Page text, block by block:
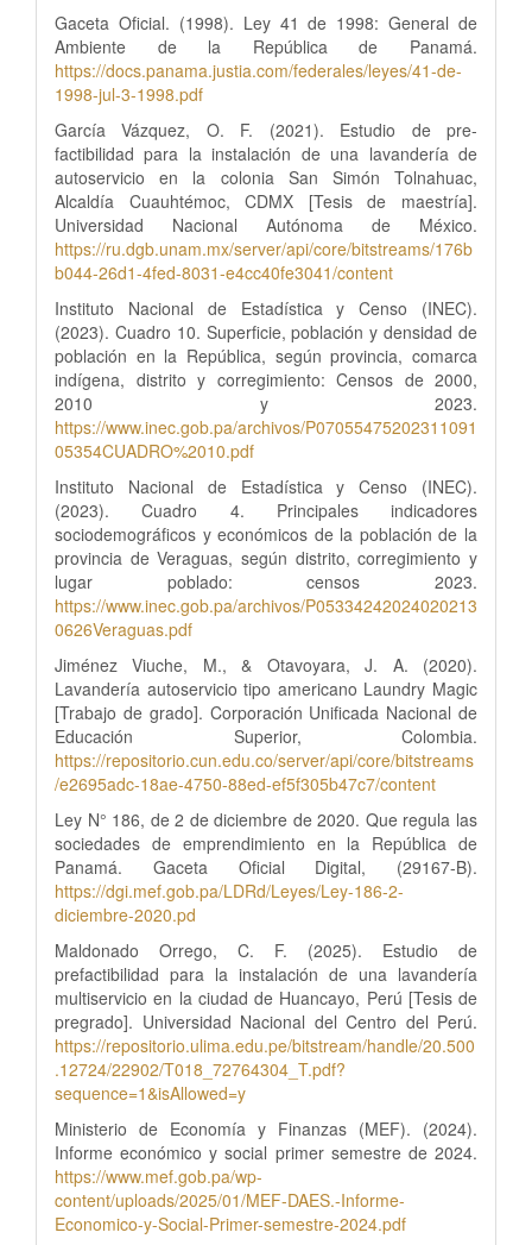
Gaceta Oficial. (1998). Ley 41 de 1998: General de
Ambiente de la República de Panamá.
https://docs.panama.justia.com/federales/leyes/41-de-
1998-jul-3-1998.pdf
García Vázquez, O. F. (2021). Estudio de pre-
factibilidad para la instalación de una lavandería de
autoservicio en la colonia San Simón Tolnahuac,
Alcaldía Cuauhtémoc, CDMX [Tesis de maestría].
Universidad Nacional Autónoma de México.
https://ru.dgb.unam.mx/server/api/core/bitstreams/176b
b044-26d1-4fed-8031-e4cc40fe3041/content
Instituto Nacional de Estadística y Censo (INEC).
(2023). Cuadro 10. Superficie, población y densidad de
población en la República, según provincia, comarca
indígena, distrito y corregimiento: Censos de 2000,
2010 y 2023.
https://www.inec.gob.pa/archivos/P07055475202311091
05354CUADRO%2010.pdf
Instituto Nacional de Estadística y Censo (INEC).
(2023). Cuadro 4. Principales indicadores
sociodemográficos y económicos de la población de la
provincia de Veraguas, según distrito, corregimiento y
lugar poblado: censos 2023.
https://www.inec.gob.pa/archivos/P05334242024020213
0626Veraguas.pdf
Jiménez Viuche, M., & Otavoyara, J. A. (2020).
Lavandería autoservicio tipo americano Laundry Magic
[Trabajo de grado]. Corporación Unificada Nacional de
Educación Superior, Colombia.
https://repositorio.cun.edu.co/server/api/core/bitstreams
/e2695adc-18ae-4750-88ed-ef5f305b47c7/content
Ley N° 186, de 2 de diciembre de 2020. Que regula las
sociedades de emprendimiento en la República de
Panamá. Gaceta Oficial Digital, (29167-B).
https://dgi.mef.gob.pa/LDRd/Leyes/Ley-186-2-
diciembre-2020.pd
Maldonado Orrego, C. F. (2025). Estudio de
prefactibilidad para la instalación de una lavandería
multiservicio en la ciudad de Huancayo, Perú [Tesis de
pregrado]. Universidad Nacional del Centro del Perú.
https://repositorio.ulima.edu.pe/bitstream/handle/20.500
.12724/22902/T018_72764304_T.pdf?
sequence=1&isAllowed=y
Ministerio de Economía y Finanzas (MEF). (2024).
Informe económico y social primer semestre de 2024.
https://www.mef.gob.pa/wp-
content/uploads/2025/01/MEF-DAES.-Informe-
Economico-y-Social-Primer-semestre-2024.pdf